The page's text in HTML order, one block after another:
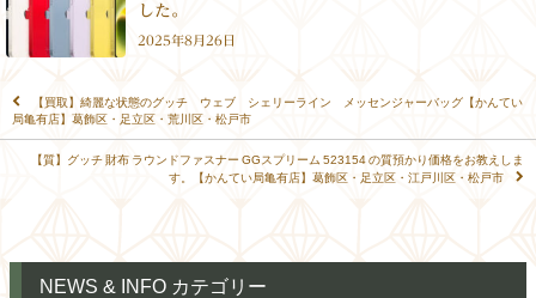
した。
2025年8月26日
【買取】綺麗な状態のグッチ ウェブ シェリーライン メッセンジャーバッグ【かんてい
局亀有店】葛飾区・足立区・荒川区・松戸市
【質】グッチ 財布 ラウンドファスナー GGスプリーム 523154 の質預かり価格をお教えしま
す。【かんてい局亀有店】葛飾区・足立区・江戸川区・松戸市
NEWS & INFO カテゴリー